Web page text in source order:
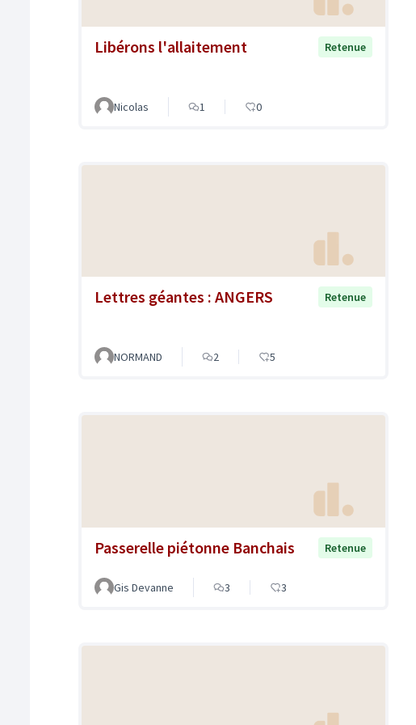
Libérons l'allaitement Retenue
Nicolas 1 0
Lettres géantes : ANGERS Retenue
NORMAND 2 5
Passerelle piétonne Banchais Retenue
Gis Devanne 3 3